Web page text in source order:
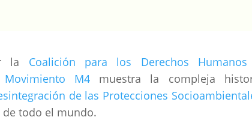
la Coalición para los Derechos
Movimiento M4muestra la compleja
de las Protecciones
todo el mundo.